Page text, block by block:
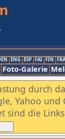
ENG ESP FAI FIN FRA
Foto-Galerie
durch
Yahoo
sind die